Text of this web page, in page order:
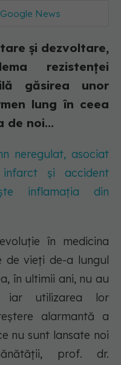
News
și dezvoltare,
rezistenței
găsirea unor
lung în ceea
de noi...
neregulat, asociat
și accident
inflamația din
în medicina
de vieți de-a lungul
în ultimii ani, nu au
iar utilizarea lor
alarmantă a
nu sunt lansate noi
prof. dr.